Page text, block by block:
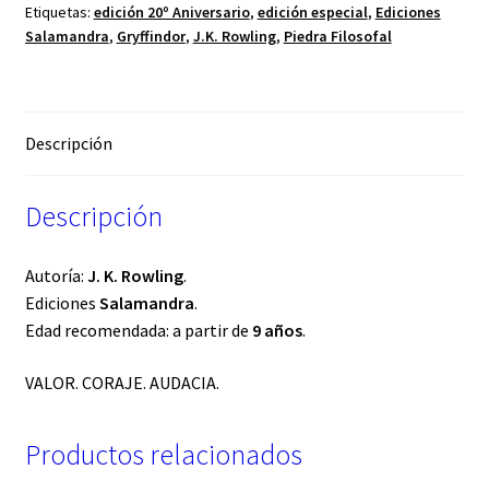
Etiquetas: edición 20º Aniversario, edición especial, Ediciones
Salamandra, Gryffindor, J.K. Rowling, Piedra Filosofal
Descripción
Descripción
Autoría: J. K. Rowling.
Ediciones Salamandra.
Edad recomendada: a partir de 9 años.
VALOR. CORAJE. AUDACIA.
Productos relacionados